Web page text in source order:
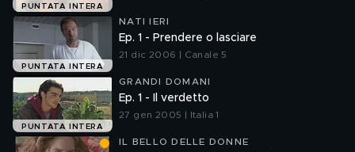
PUNTATA INTERA
PUNTATA INTERA
NATI IERI
Ep. 1 - Prendere o lasciare
21 dic 2006 | Canale 5
PUNTATA INTERA
GRANDI DOMANI
Ep. 1 - Il verdetto
27 gen 2005 | Italia 1
IL BELLO DELLE DONNE